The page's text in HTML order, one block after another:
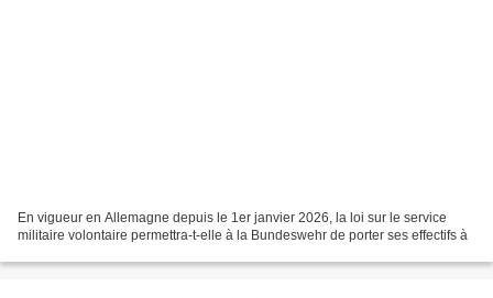
En vigueur en Allemagne depuis le 1er janvier 2026, la loi sur le service
militaire volontaire permettra-t-elle à la Bundeswehr de porter ses effectifs à